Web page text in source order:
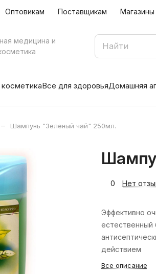
Оптовикам Поставщикам Магазины
медицина и
Все для здоровьяДомашняя
– Шампунь "Зеленый чай" 250мл.
0 Нет
Эффективно
естественный
действием
Все описание